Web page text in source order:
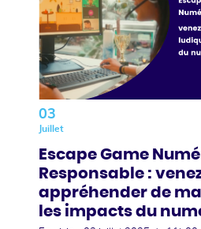
03
Juillet
Escape Game
Responsable :
appréhender de
les impacts du